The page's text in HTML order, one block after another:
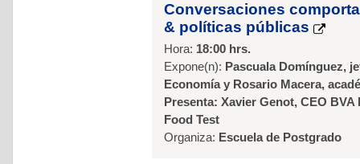
Conversaciones
& políticas públicas
Hora: 18:00 hrs.
Expone(n): Pascuala Domínguez,
Economía y Rosario Macera,
Presenta: Xavier Genot, CEO
Food Test
Organiza: Escuela de Postgrado